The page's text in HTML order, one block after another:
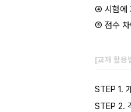
④ 시험에
⑤ 점수 차
[교재 활용
STEP 1.
STEP 2.